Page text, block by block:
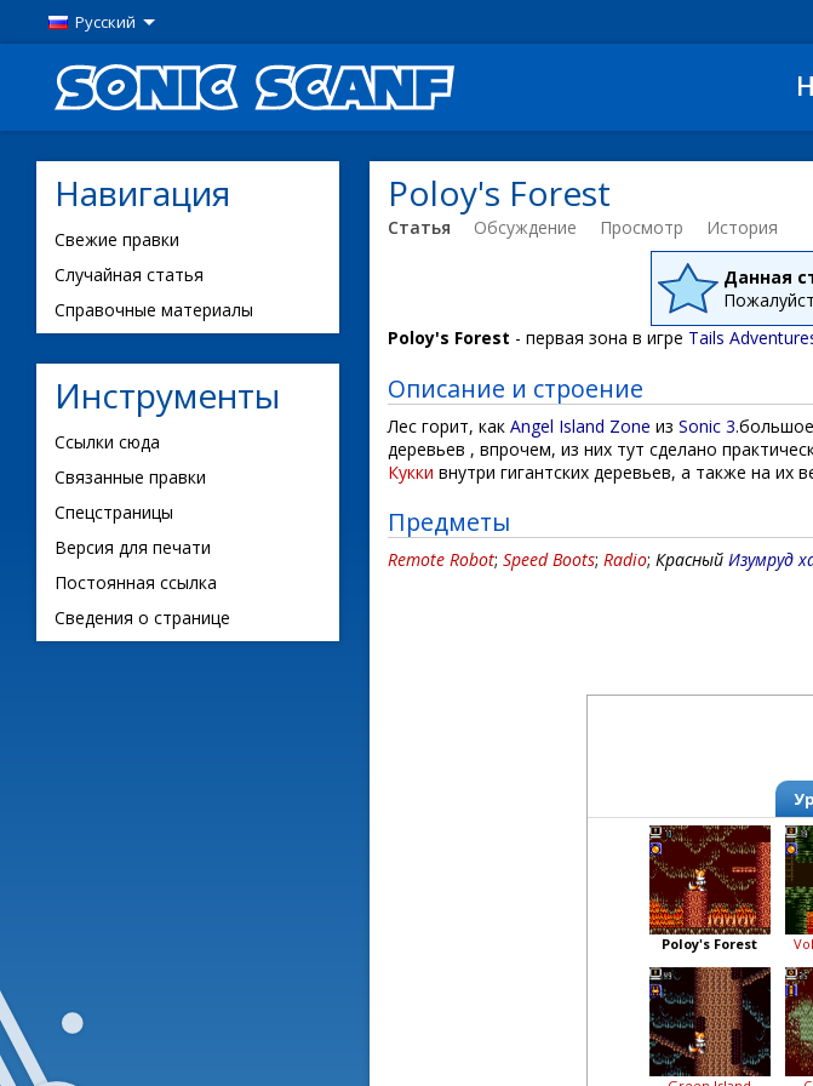
Русский
Навигация
Свежие правки
Случайная статья
Справочные материалы
Инструменты
Ссылки сюда
Связанные правки
Спецстраницы
Версия для печати
Постоянная ссылка
Сведения о странице
Poloy's Forest
Статья Обсуждение Просмотр История
Данная
Poloy's Forest - первая зона в игре Tails
Описание и строение
Лес горит, как Angel Island Zone из Sonic 3
деревьев , впрочем, из них тут сделано
Кукки внутри гигантских деревьев, а также на их
Предметы
Remote Robot; Speed Boots; Radio; Красный Изумруд
Poloy's Forest